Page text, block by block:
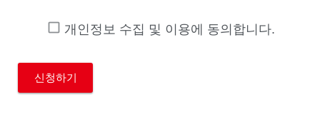
개인정보 수집 및 이용에 동의합니다.